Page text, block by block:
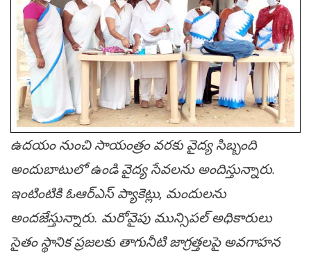
ఉద‌యం నుంచి సాయంత్రం వ‌రకు వైద్య సిబ్బంది
అందుబాటులో ఉండి వైద్య సేవ‌లను అందిస్తున్నారు.
ఇంటింటికి ఓఆర్ఎస్ ప్యాకెట్లు, మందుల‌ను
అంద‌జేస్తున్నారు. మ‌రోవైపు మున్సిప‌ల్ అధికారులు
సైతం స్థానిక ప్ర‌జ‌ల‌కు తాగునీటి జాగ్ర‌త్త‌ల‌పై అవ‌గాహ‌న